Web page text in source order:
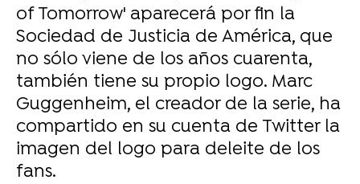
of Tomorrow' aparecerá por fin la
Sociedad de Justicia de América, que
no sólo viene de los años cuarenta,
también tiene su propio logo. Marc
Guggenheim, el creador de la serie, ha
compartido en su cuenta de Twitter la
imagen del logo para deleite de los
fans.